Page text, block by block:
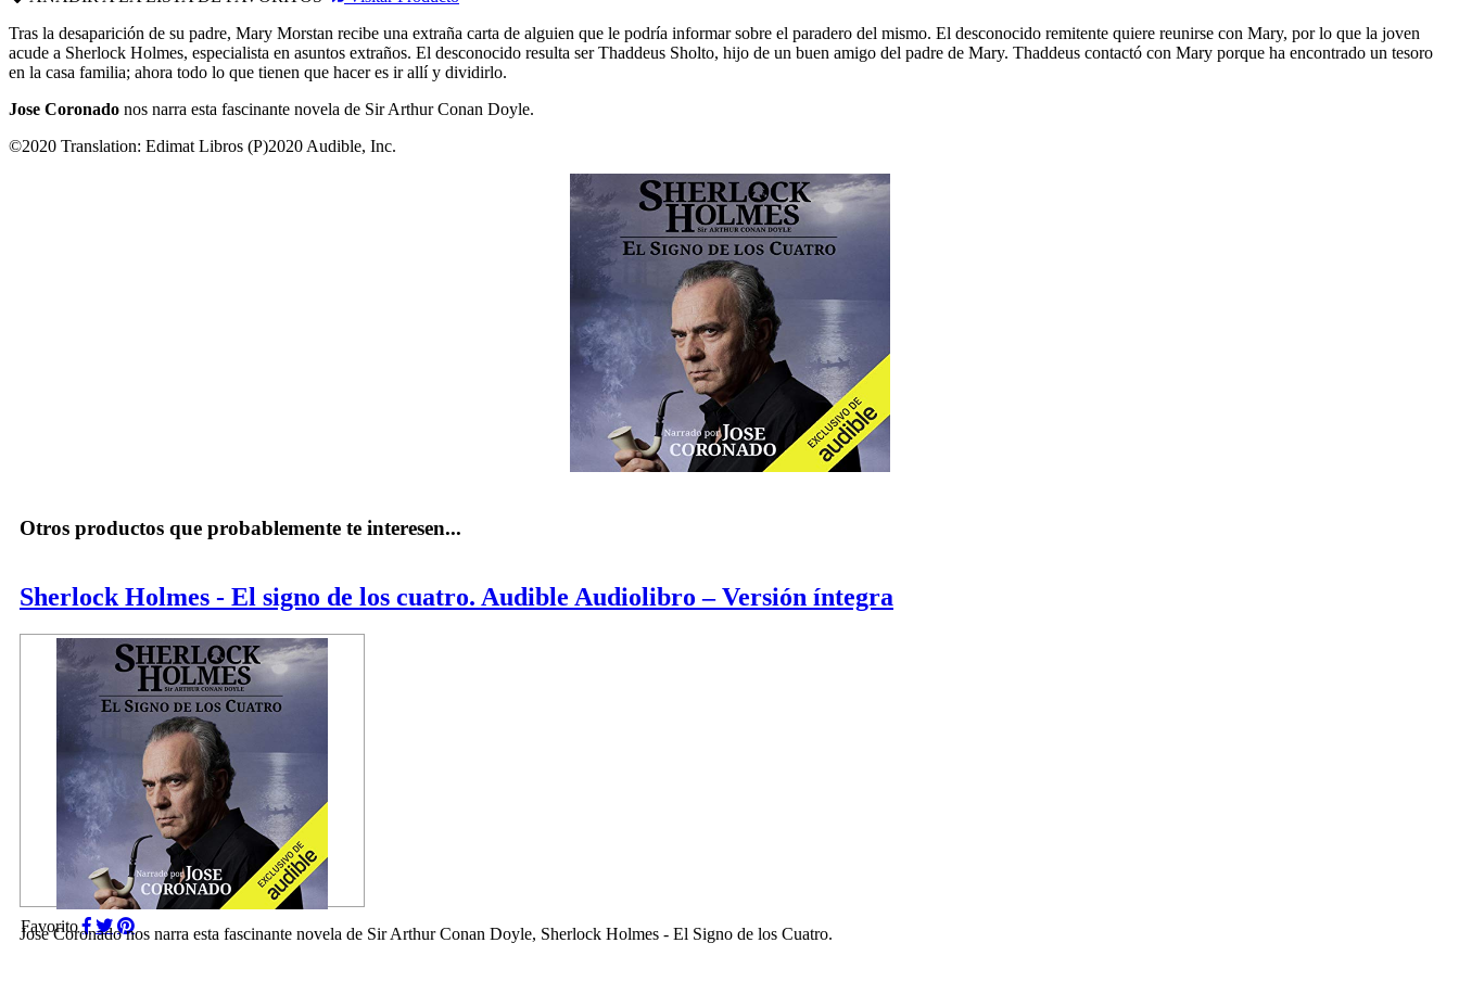
Tras la desaparición de su padre, Mary Morstan recibe una extraña carta de alguien que le podría informar sobre el paradero del mismo. El desconocido remitente quiere reunirse con Mary, por lo que la joven
acude a Sherlock Holmes, especialista en asuntos extraños. El desconocido resulta ser Thaddeus Sholto, hijo de un buen amigo del padre de Mary. Thaddeus contactó con Mary porque ha encontrado un tesoro
en la casa familia; ahora todo lo que tienen que hacer es ir allí y dividirlo.
Jose Coronado nos narra esta fascinante novela de Sir Arthur Conan Doyle.
©2020 Translation: Edimat Libros (P)2020 Audible, Inc.
Otros productos que probablemente te interesen...
Sherlock Holmes - El signo de los cuatro. Audible Audiolibro – Versión íntegra
Favorito
Jose Coronado nos narra esta fascinante novela de Sir Arthur Conan Doyle, Sherlock Holmes - El Signo de los Cuatro.